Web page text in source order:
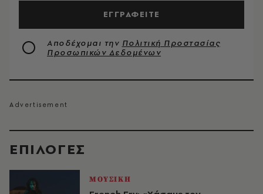
EΠΙΛΟΓΈΣ
ΜΟΥΣΙΚΗ
ΕΓΓΡΑΦΕΙΤΕ
Αποδέχομαι την Πολιτική Προστασίας
Προσωπικών Δεδομένων